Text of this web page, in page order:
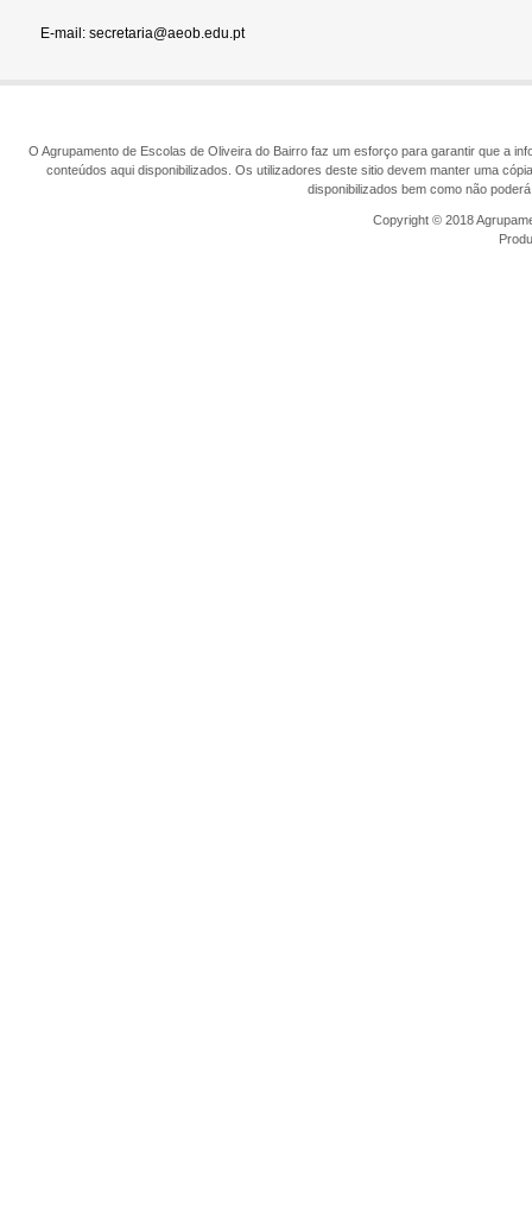
E-mail: secretaria@aeob.edu.pt
O Agrupamento de Escolas de Oliveira do Bairro faz um esforço para garantir que a
conteúdos aqui disponibilizados. Os utilizadores deste sitio devem manter uma
disponibilizados bem como não
Copyright © 2018